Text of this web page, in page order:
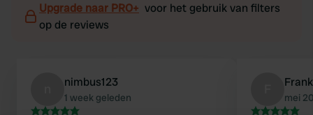
Upgrade naar PRO+ voor het gebruik van filters
op de reviews
nimbus123
1 week geleden mei